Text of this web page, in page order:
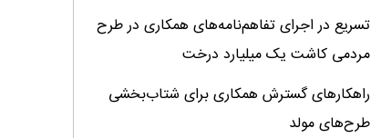
تسریع در اجرای تفاهم‌نامه‌های همکاری در طرح
مردمی کاشت یک میلیارد درخت
راهکارهای گسترش همکاری برای شتاب‌بخشی
طرح‌های مولد